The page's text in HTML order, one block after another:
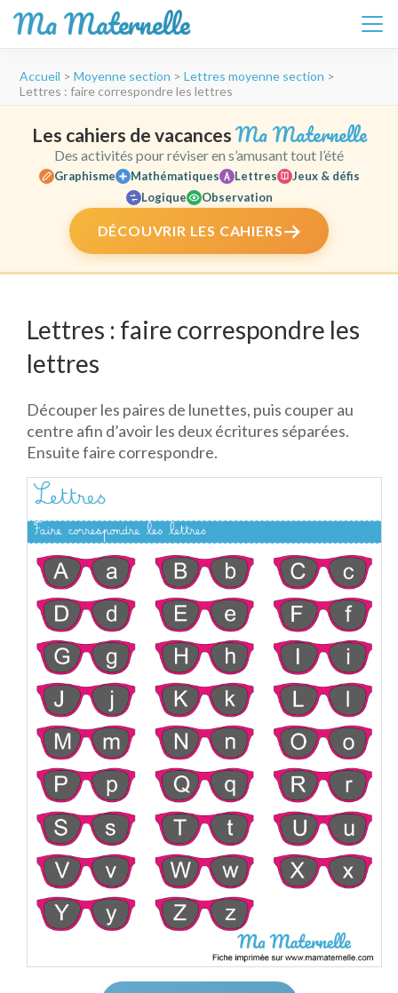
Ma Maternelle
contenu
Entrée)
Accueil > Moyenne section > Lettres moyenne section >
Lettres : faire correspondre les lettres
Les cahiers de vacances Ma Maternelle
Des activités pour réviser en s’amusant tout l’été
Graphisme Mathématiques Lettres
Jeux & défis
Logique
Observation
DÉCOUVRIR LES CAHIERS
Lettres : faire correspondre les
lettres
Découper les paires de lunettes, puis couper au
centre afin d’avoir les deux écritures séparées.
Ensuite faire correspondre.